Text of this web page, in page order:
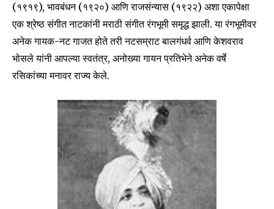
(१९१९), भावबंधन (१९२०) आणि राजसंन्यास (१९२२) अशा एकापेक्षा
एक श्रेष्ठ संगीत नाटकांनी मराठी संगीत रंगभूमी समृद्ध झाली. या रंगभूमीवर
अनेक गायक-नट गाजत होते तरी नटसम्राट बालगंधर्व आणि केशवराव
भोसले यांनी आपल्या स्वतंत्र, अनोख्या गायन प्रतिभेने अनेक वर्षे
रसिकांच्या मनावर राज्य केले.